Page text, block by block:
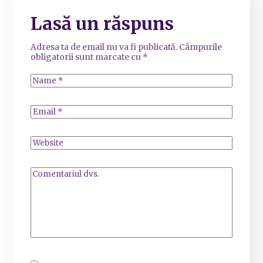
Lasă un răspuns
Adresa ta de email nu va fi publicată. Câmpurile
obligatorii sunt marcate cu *